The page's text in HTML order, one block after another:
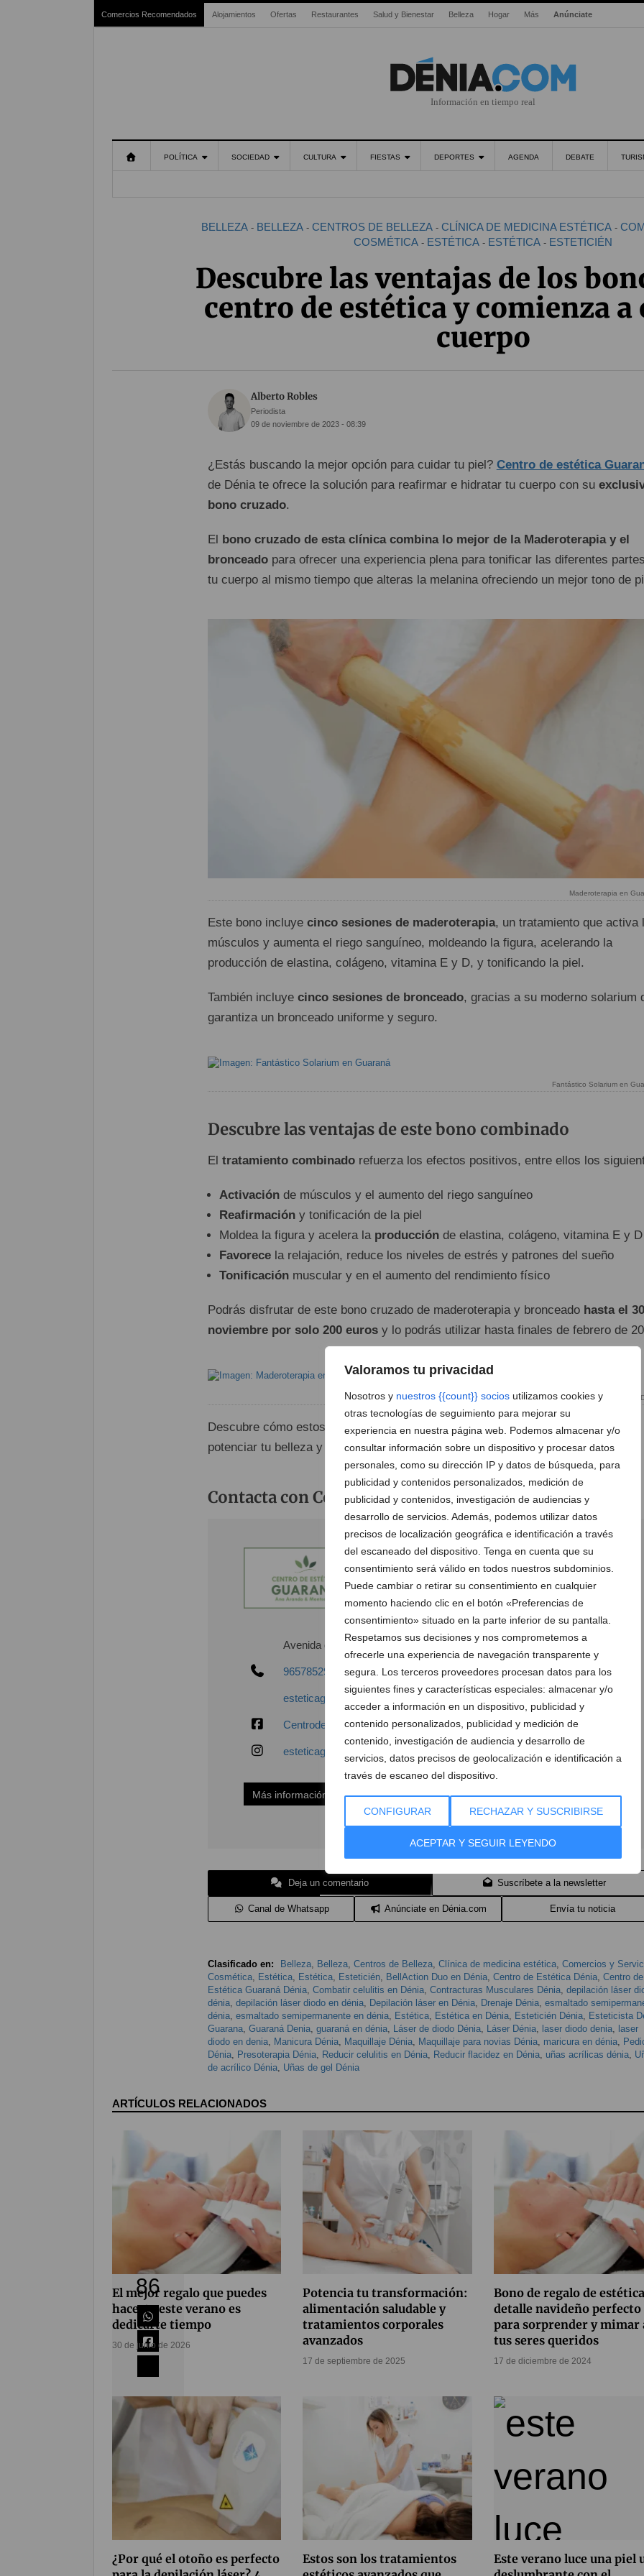
Valoramos tu privacidad
Nosotros y nuestros {{count}} socios utilizamos cookies y
otras tecnologías de seguimiento para mejorar su
experiencia en nuestra página web. Podemos almacenar y/o
consultar información sobre un dispositivo y procesar datos
personales, como su dirección IP y datos de búsqueda, para
publicidad y contenidos personalizados, medición de
publicidad y contenidos, investigación de audiencias y
desarrollo de servicios. Además, podemos utilizar datos
precisos de localización geográfica e identificación a través
del escaneado del dispositivo. Tenga en cuenta que su
consentimiento será válido en todos nuestros subdominios.
Puede cambiar o retirar su consentimiento en cualquier
momento haciendo clic en el botón «Preferencias de
consentimiento» situado en la parte inferior de su pantalla.
Respetamos sus decisiones y nos comprometemos a
ofrecerle una experiencia de navegación transparente y
segura. Los terceros proveedores procesan datos para los
siguientes fines y características especiales: almacenar y/o
acceder a información en un dispositivo, publicidad y
contenido personalizados, publicidad y medición de
contenido, investigación de audiencia y desarrollo de
servicios, datos precisos de geolocalización e identificación a
través de escaneo del dispositivo.
CONFIGURAR RECHAZAR Y SUSCRIBIRSE
ACEPTAR Y SEGUIR LEYENDO
Comercios Recomendados Alojamientos Ofertas Restaurantes Salud y Bienestar Belleza Hogar Más Anúnciate
Información en tiempo real
POLÍTICA SOCIEDAD CULTURA FIESTAS DEPORTES AGENDA DEBATE
BELLEZA- BELLEZA- CENTROS DE BELLEZA- CLÍNICA DE MEDICINA ESTÉTICA-
COSMÉTICA - ESTÉTICA - ESTÉTICA - ESTETICIÉN
Descubre las ventajas de los
centro de estética y comienza
cuerpo
Compártelo
86
Coméntalo
Alberto Robles
Periodista
09 de noviembre de 2023 - 08:39
¿Estás buscando la mejor opción para cuidar tu piel? Centro de estética
de Dénia te ofrece la solución para reafirmar e hidratar tu cuerpo con su
bono cruzado.
El bono cruzado de esta clínica combina lo mejor de la Maderoterapia y el
bronceadopara ofrecer una experiencia plena para tonificar las diferentes
tu cuerpo al mismo tiempo que alteras la melanina ofreciendo un mejor tono de
Maderoterapia en
Este bono incluye cinco sesiones de maderoterapia, un tratamiento que activa
músculos y aumenta el riego sanguíneo, moldeando la figura, acelerando la
producción de elastina, colágeno, vitamina E y D, y tonificando la piel.
También incluye cinco sesiones de bronceado, gracias a su moderno solarium
garantiza un bronceado uniforme y seguro.
Fantástico Solarium en
Descubre las ventajas de este bono combinado
El tratamiento combinadorefuerza los efectos positivos, entre ellos los
Activaciónde músculos y el aumento del riego sanguíneo
Reafirmacióny tonificación de la piel
Moldea la figura y acelera la producciónde elastina, colágeno, vitamina E y D
Favorecela relajación, reduce los niveles de estrés y patrones del sueño
Tonificaciónmuscular y en el aumento del rendimiento físico
Podrás disfrutar de este bono cruzado de maderoterapia y bronceado hasta el
noviembre por solo 200 eurosy lo podrás utilizar hasta finales de febrero de
Maderoterapia en
Descubre cómo estos tratamientos deCentro deestética Guaranápueden
potenciar tu belleza y bienestar y las mejores opciones para notificar tu cuerpo.
Contacta con Centro de estética Guaraná
Avenida del Marquesado, 3 (Dénia)Ver en Google Maps
965785293
esteticaguarana.com
CentrodeEsteticaGuarana
esteticaguarana
Más información
Deja un comentario Suscríbete a la newsletter
Canal de Whatsapp Anúnciate en Dénia.com Envía tu noticia
Clasificado en: Belleza, Belleza, Centros de Belleza, Clínica de medicina estética, Comercios y
Cosmética, Estética, Estética, Esteticién, BellAction Duo en Dénia, Centro de Estética Dénia, Centro de
Estética Guaraná Dénia, Combatir celulitis en Dénia, Contracturas Musculares Dénia, depilación láser
dénia, depilación láser diodo en dénia, Depilación láser en Dénia, Drenaje Dénia, esmaltado
dénia, esmaltado semipermanente en dénia, Estética, Estética en Dénia, Esteticién Dénia, Esteticista
Guarana, Guaraná Denia, guaraná en dénia, Láser de diodo Dénia, Láser Dénia, laser diodo denia,
laser
diodo en denia, Manicura Dénia, Maquillaje Dénia, Maquillaje para novias Dénia, maricura en dénia,
Dénia, Presoterapia Dénia, Reducir celulitis en Dénia, Reducir flacidez en Dénia, uñas acrílicas dénia,
de acrílico Dénia, Uñas de gel Dénia
ARTÍCULOS RELACIONADOS
El mejor regalo que puedes
hacerte este verano es
dedicarte tiempo
30 de junio de 2026
Potencia tu transformación:
alimentación saludable y
tratamientos corporales
avanzados
17 de septiembre de 2025
Bono de regalo de
detalle navideño perfecto
para sorprender y mimar
tus seres queridos
17 de diciembre de 2024
¿Por qué el otoño es perfecto
Estos son los tratamientos
Este verano luce una piel